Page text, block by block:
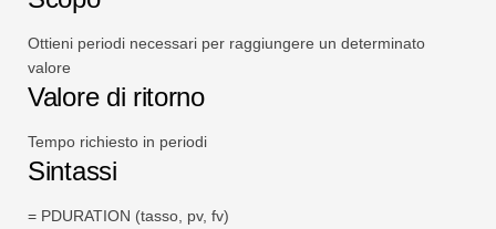
Ottieni periodi necessari per raggiungere un determinato
valore
Valore di ritorno
Tempo richiesto in periodi
Sintassi
= PDURATION (tasso, pv, fv)